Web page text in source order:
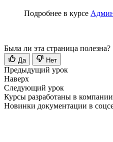
Подробнее в курсе
Была ли эта страница полезна?
Да Нет
Предыдущий урок
Наверх
Следующий урок
Курсы разработаны в компании
Новинки документации в